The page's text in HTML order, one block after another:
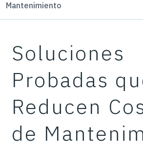
Mantenimiento
Soluciones
Probadas
Reducen
de